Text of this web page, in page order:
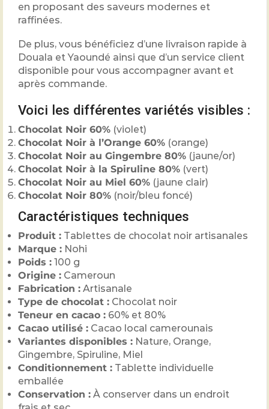
en proposant des saveurs modernes et
raffinées.
De plus, vous bénéficiez d’une livraison rapide à
Douala et Yaoundé ainsi que d’un service client
disponible pour vous accompagner avant et
après commande.
Voici les différentes variétés visibles :
Chocolat Noir 60% (violet)
Chocolat Noir à l’Orange 60% (orange)
Chocolat Noir au Gingembre 80% (jaune/or)
Chocolat Noir à la Spiruline 80% (vert)
Chocolat Noir au Miel 60% (jaune clair)
Chocolat Noir 80% (noir/bleu foncé)
Caractéristiques techniques
Produit : Tablettes de chocolat noir artisanales
Marque : Nohi
Poids : 100 g
Origine : Cameroun
Fabrication : Artisanale
Type de chocolat : Chocolat noir
Teneur en cacao : 60% et 80%
Cacao utilisé : Cacao local camerounais
Variantes disponibles : Nature, Orange,
Gingembre, Spiruline, Miel
Conditionnement : Tablette individuelle
emballée
Conservation : À conserver dans un endroit